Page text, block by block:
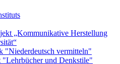
„Kommunikative Herstellung
"Niederdeutsch vermitteln"
und Denkstile"